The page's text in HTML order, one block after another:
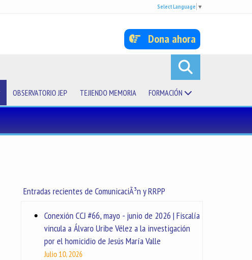
Select Language ▼
Dona ahora
OBSERVATORIO JEP TEJIENDO MEMORIA FORMACIÓN
Entradas recientes de ComunicaciÃ³n y RRPP
Conexión CCJ #66, mayo - junio de 2026 | Fiscalía
vincula a Álvaro Uribe Vélez a la investigación
por el homicidio de Jesús María Valle
Julio 10, 2026